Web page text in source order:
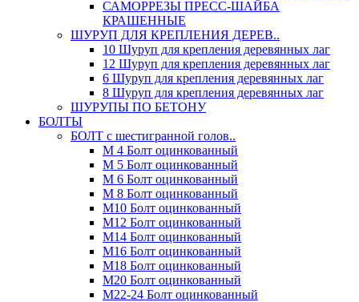
САМОРРЕЗЫ ПРЕСС-ШАЙБА
КРАШЕННЫЕ
ШУРУП ДЛЯ КРЕПЛЕНИЯ ДЕРЕВ..
10 Шуруп для крепления деревянных лаг
12 Шуруп для крепления деревянных лаг
6 Шуруп для крепления деревянных лаг
8 Шуруп для крепления деревянных лаг
ШУРУПЫ ПО БЕТОНУ
БОЛТЫ
БОЛТ с шестигранной голов..
М 4 Болт оцинкованный
М 5 Болт оцинкованный
М 6 Болт оцинкованный
М 8 Болт оцинкованный
М10 Болт оцинкованный
М12 Болт оцинкованный
М14 Болт оцинкованный
М16 Болт оцинкованный
М18 Болт оцинкованный
М20 Болт оцинкованный
М22-24 Болт оцинкованный